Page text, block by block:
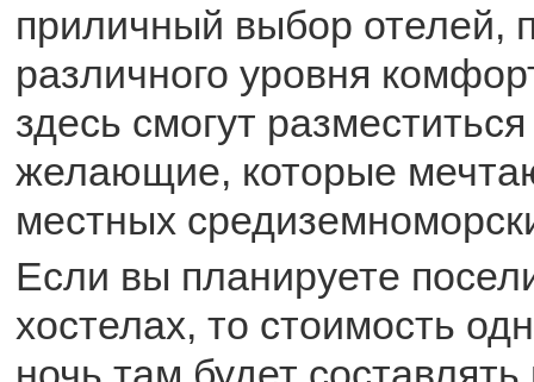
приличный выбор отелей,
различного уровня
здесь смогут
желающие, которые
местных
Если вы планируете
хостелах, то стоимость